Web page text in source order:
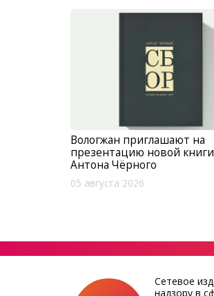
Вологжан приглашают на
презентацию новой
Антона Чёрного
05 августа 2026
Сетевое
надзору в